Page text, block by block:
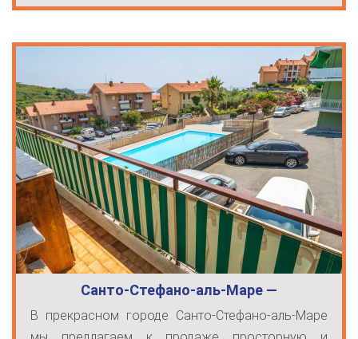
Санто-Стефано-аль-Маре —
двухкомнатная к…
В прекрасном городе Санто-Стефано-аль-Маре